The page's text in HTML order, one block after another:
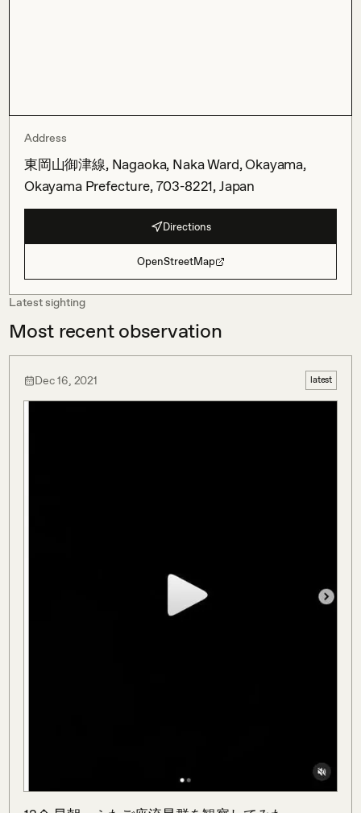
Address
東岡山御津線, Nagaoka, Naka Ward, Okayama,
Okayama Prefecture, 703-8221, Japan
Directions
OpenStreetMap
Latest sighting
Most recent observation
Dec 16, 2021 latest